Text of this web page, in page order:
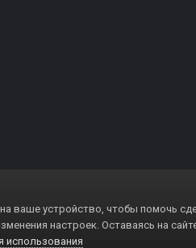
на ваше устройство, чтобы помочь
настроек. Оставаясь на
использования